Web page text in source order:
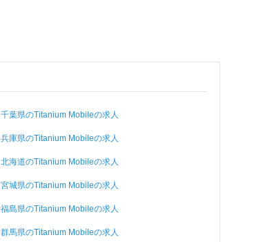
千葉県のTitanium Mobileの求人
兵庫県のTitanium Mobileの求人
北海道のTitanium Mobileの求人
宮城県のTitanium Mobileの求人
福島県のTitanium Mobileの求人
群馬県のTitanium Mobileの求人